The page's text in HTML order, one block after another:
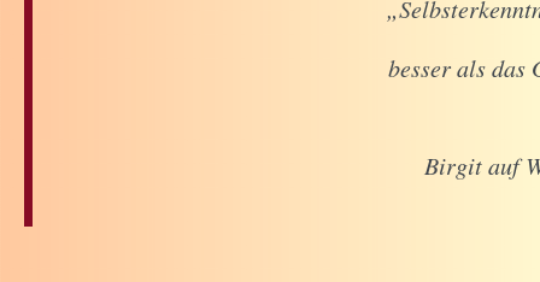
besser als das
Birgit auf